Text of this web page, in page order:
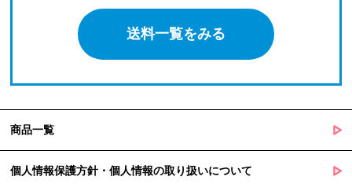
送料一覧をみる
商品一覧
個人情報保護方針・個人情報の取り扱いについて